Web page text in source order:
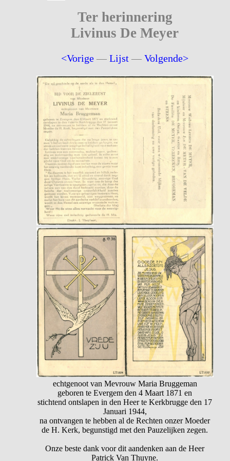
Ter herinnering
Livinus De Meyer
<Vorige —Lijst —Volgende>
echtgenoot van Mevrouw Maria Bruggeman
geboren te Evergem den 4 Maart 1871 en
stichtend ontslapen in den Heer te Kerkbrugge den 17
Januari 1944,
na ontvangen te hebben al de Rechten onzer Moeder
de H. Kerk, begunstigd met den Pauzelijken zegen.
Onze beste dank voor dit aandenken aan de Heer
Patrick Van Thuyne.